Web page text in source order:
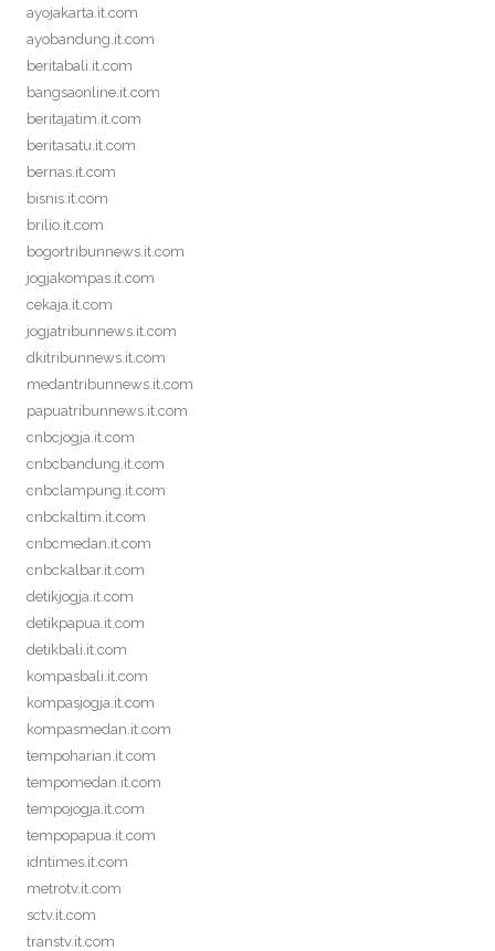
ayojakarta.it.com
ayobandung.it.com
beritabali.it.com
bangsaonline.it.com
beritajatim.it.com
beritasatu.it.com
bernas.it.com
bisnis.it.com
brilio.it.com
bogortribunnews.it.com
jogjakompas.it.com
cekaja.it.com
jogjatribunnews.it.com
dkitribunnews.it.com
medantribunnews.it.com
papuatribunnews.it.com
cnbcjogja.it.com
cnbcbandung.it.com
cnbclampung.it.com
cnbckaltim.it.com
cnbcmedan.it.com
cnbckalbar.it.com
detikjogja.it.com
detikpapua.it.com
detikbali.it.com
kompasbali.it.com
kompasjogja.it.com
kompasmedan.it.com
tempoharian.it.com
tempomedan.it.com
tempojogja.it.com
tempopapua.it.com
idntimes.it.com
metrotv.it.com
sctv.it.com
transtv.it.com